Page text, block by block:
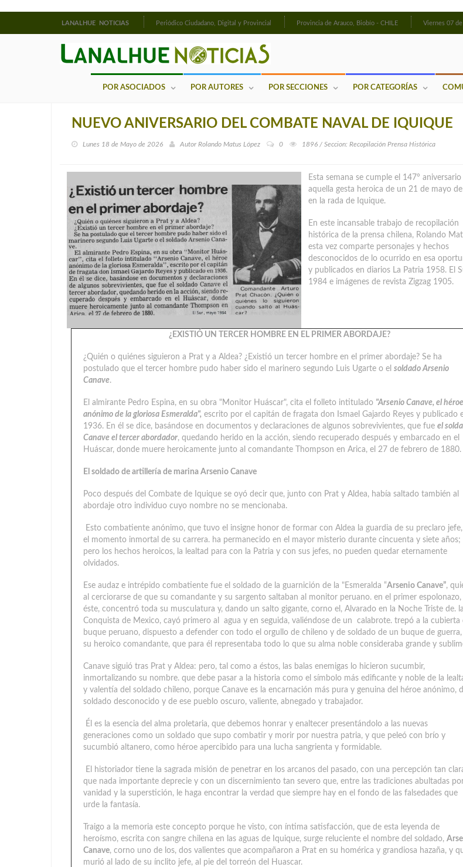
LANALHUE NOTICIAS Periódico Ciudadano, Digital y Provincial Provincia de Arauco, Biobío - CHILE Viernes 07
POR ASOCIADOS POR AUTORES POR SECCIONES POR CATEGORÍAS
NUEVO ANIVERSARIO DEL COMBATE NAVAL DE IQUIQUE
Lunes 18 de Mayo de 2026 Autor Rolando Matus López 0 1896 / Seccion: Recopilación Prensa Histórica
Esta semana se cumple el 147° aniversario
aquella gesta heroica de un 21 de mayo
en la rada de Iquique.
En este incansable trabajo de recopilación
histórica de la prensa chilena, Rolando
esta vez comparte personajes y hechos
desconocidos de lo ocurrido en esa
y publicados en diarios La Patria 1958. El
1984 e imágenes de revista Zigzag 1905.
¿EXISTIÓ UN TERCER HOMBRE EN EL PRIMER ABORDAJE?
¿Quién o quiénes siguieron a Prat y a Aldea? ¿Existió un tercer hombre en el primer abordaje? Se ha
postulado que el tercer hombre pudo haber sido el marinero segundo Luis Ugarte o el soldado Arsenio
Canave.
El almirante Pedro Espina, en su obra "Monitor Huáscar", cita el folleto intitulado "Arsenio Canave, el héroe
anónimo de la gloriosa Esmeralda", escrito por el capitán de fragata don Ismael Gajardo Reyes y publicado
1936. En él se dice, basándose en documentos y declaraciones de algunos sobrevivientes, que fue el
Canave el tercer abordador, quedando herido en la acción, siendo recuperado después y embarcado en el
Huáscar, donde muere heroicamente junto al comandante Thompson en Arica, el 27 de febrero de 1880.
El soldado de artillería de marina Arsenio Canave
Poco después del Combate de Iquique se oyó decir que, junto con Prat y Aldea, había saltado también al
abordaje otro individuo cuyo nombre no se mencionaba.
Esto combatiente anónimo, que tuvo el insigne honor de formar con Aldea la guardia de su preclaro
el momento inmortal de su carrera. ha permanecido en el mayor misterio durante cincuenta y siete años;
pero los hechos heroicos, la lealtad para con la Patria y con sus jefes, no pueden quedar eternamente
olvidados.
Ese audaz e intrépido combatiente fue el soldado de la guarnición de la "Esmeralda “Arsenio Canave”,
al cerciorarse de que su comandante y su sargento saltaban al monitor peruano. en el primer espolonazo,
éste, concentró toda su musculatura y, dando un salto gigante, corno el, Alvarado en la Noche Triste de. la
Conquista de Mexico, cayó primero al agua y en seguida, valiéndose de un calabrote. trepó a la cubierta
buque peruano, dispuesto a defender con todo el orgullo de chileno y de soldado de un buque de guerra,
su heroico comandante, que para él representaba todo lo que su alma noble consideraba grande y
Canave siguió tras Prat y Aldea: pero, tal como a éstos, las balas enemigas lo hicieron sucumbir,
inmortalizando su nombre. que debe pasar a la historia como el símbolo más edificante y noble de la
y valentía del soldado chileno, porque Canave es la encarnación más pura y genuina del héroe anónimo,
soldado desconocido y de ese pueblo oscuro, valiente, abnegado y trabajador.
Él es la esencia del alma proletaria, que debemos honrar y enaltecer presentándolo a las nuevas
generaciones como un soldado que supo combatir y morir por nuestra patria, y que peleó con brío y
sucumbió altanero, como héroe apercibido para una lucha sangrienta y formidable.
El historiador tiene la sagrada misión de penetrar en los arcanos del pasado, con una percepción tan
que nada importante deprecie y con un discernimiento tan severo que, entre las tradiciones abultadas
vanidad y la superstición, le haga encontrar la verdad que siempre hay en el fondo de las falsedades que
urde la fantasía.
Traigo a la memoria este concepto porque he visto, con íntima satisfacción, que de esta leyenda de
heroísmo, escrita con sangre chilena en las aguas de Iquique, surge reluciente el nombre del soldado,
Canave, corno uno de los, dos valientes que acompañaron a Prat en su homérica y grandiosa hazaña, y
murió al lado de su ínclito jefe, al pie del torreón del Huascar.